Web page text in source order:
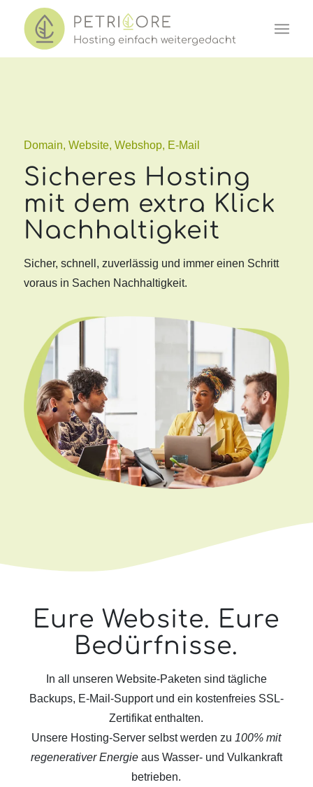
Hosting einfach weiter gedacht
Domain, Website, Webshop, E-Mail
Sicheres Hosting
mit dem extra Klick
Nachhaltigkeit
Sicher, schnell, zuverlässig und immer einen Schritt
voraus in Sachen Nachhaltigkeit.
Eure Website. Eure
Bedürfnisse.
In all unseren Website-Paketen sind tägliche
Backups, E-Mail-Support und ein kostenfreies SSL-
Zertifikat enthalten.
Unsere Hosting-Server selbst werden zu 100% mit
regenerativer Energieaus Wasser- und Vulkankraft
betrieben.